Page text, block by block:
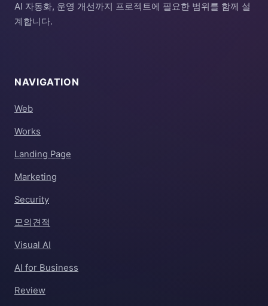
AI 자동화, 운영 개선까지 프로젝트에 필요한 범위를 함께 설
계합니다.
NAVIGATION
Web
Works
Landing Page
Marketing
Security
모의견적
Visual AI
AI for Business
Review